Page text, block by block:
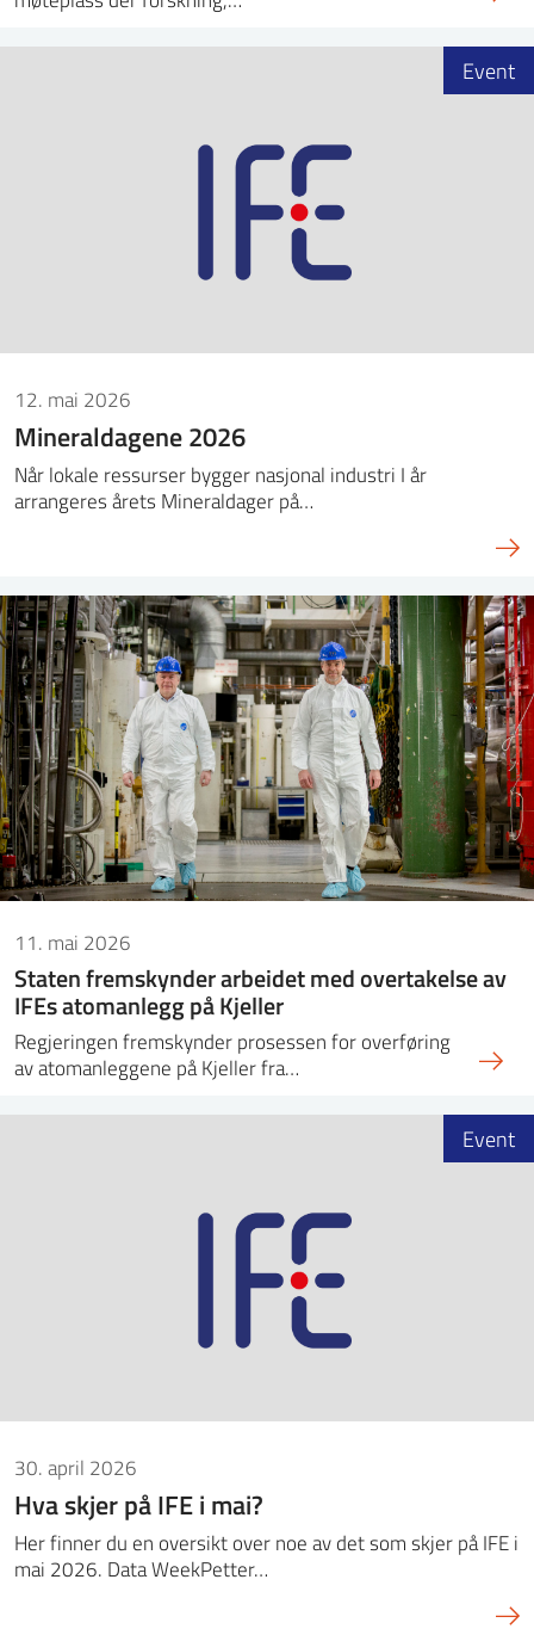
12. mai 2026
Mineraldagene 2026
Når lokale ressurser bygger nasjonal industri I år
arrangeres årets Mineraldager på…
Event
11. mai 2026
Staten fremskynder arbeidet med overtakelse av
IFEs atomanlegg på Kjeller
Regjeringen fremskynder prosessen for overføring
av atomanleggene på Kjeller fra…
30. april 2026
Hva skjer på IFE i mai?
Her finner du en oversikt over noe av det som skjer på IFE i
mai 2026. Data WeekPetter…
Event